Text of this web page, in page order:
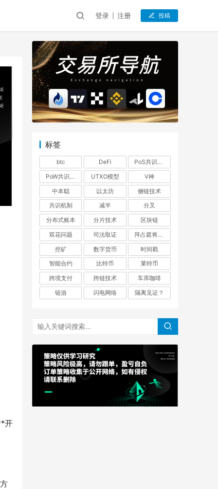
登录 注册 投稿
开
标签
btc DeFi
PoS共识机制
PoW共识机制
UTXO模型
V神
中本聪
以太坊
侧链技术
共识机制
减半
分叉
分布式账本
分片技术
区块链
双花问题
司法取证
拜占庭将军问题
挖矿
数字货币
时间戳
智能合约
比特币
莱特币
跨境支付
跨链技术
车库咖啡
链游
闪电网络 隔离见证？